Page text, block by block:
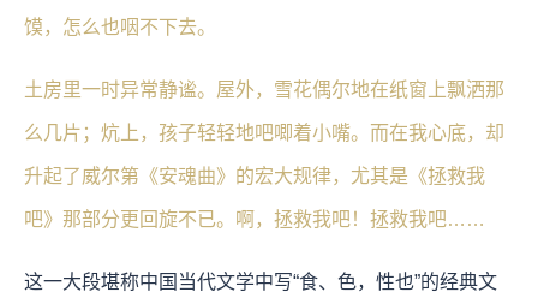
馍，怎么也咽不下去。
土房里一时异常静谧。屋外，雪花偶尔地在纸窗上飘洒那
么几片；炕上，孩子轻轻地吧唧着小嘴。而在我心底，却
升起了威尔第《安魂曲》的宏大规律，尤其是《拯救我
吧》那部分更回旋不已。啊，拯救我吧！拯救我吧……
这一大段堪称中国当代文学中写“食、色，性也”的经典文